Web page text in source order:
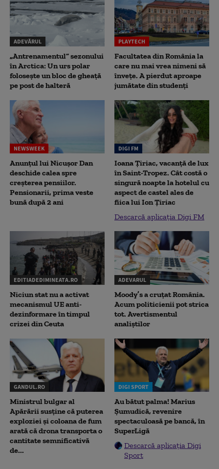
ADEVĂRUL
„Antrenamentul” sezonului
în Arctica: Un urs polar
folosește un bloc de gheață
pe post de halteră
PLAYTECH
Facultatea din România la
care nu mai vrea nimeni să
înveţe. A pierdut aproape
jumătate din studenţi
NEWSWEEK
Anunțul lui Nicușor Dan
deschide calea spre
creșterea pensiilor.
Pensionarii, prima veste
bună după 2 ani
DIGI FM
Ioana Țiriac, vacanță de lux
în Saint-Tropez. Cât costă o
singură noapte la hotelul cu
aspect de castel ales de
fiica lui Ion Țiriac
Descarcă aplicația Digi FM
EDITIADEDIMINEATA.RO
Niciun stat nu a activat
mecanismul UE anti-
dezinformare în timpul
crizei din Ceuta
ADEVARUL
Moody’s a cruțat România.
Acum politicienii pot strica
tot. Avertismentul
analiștilor
GANDUL.RO
Ministrul bulgar al
Apărării susține că puterea
exploziei și coloana de fum
arată că drona transporta o
cantitate semnificativă
de...
DIGI SPORT
Au bătut palma! Marius
Șumudică, revenire
spectaculoasă pe bancă, în
SuperLigă
Descarcă aplicația Digi
Sport